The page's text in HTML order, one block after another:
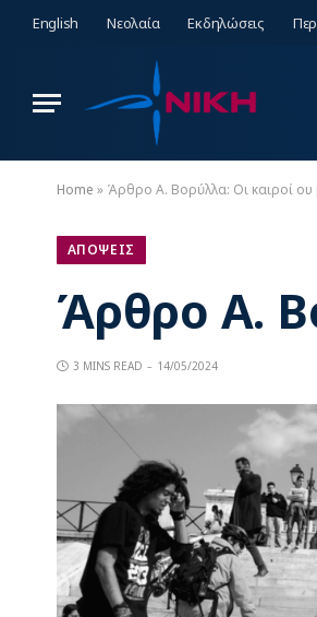
English Νεολαία Εκδηλώσεις
Home » Άρθρο Α. Βορύλλα: Οι καιροί ου
ΑΠΟΨΕΙΣ
Άρθρο Α.
3 MINS READ 14/05/2024